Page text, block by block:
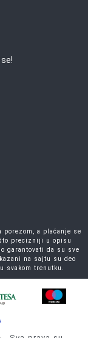
a plaćanje se
precizniji u opisu
garantovati da su sve
na sajtu su deo
svakom trenutku.